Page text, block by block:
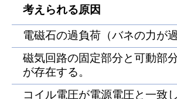
考えられる原因
電磁石の過負荷（バネの力が過
磁気回路の固定部分と可動部
が存在する。
コイル電圧が電源電圧と一致